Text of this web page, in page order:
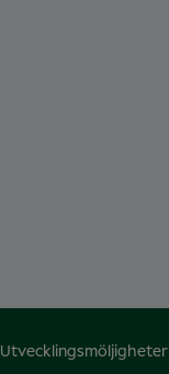
Utvecklingsmöljigheter